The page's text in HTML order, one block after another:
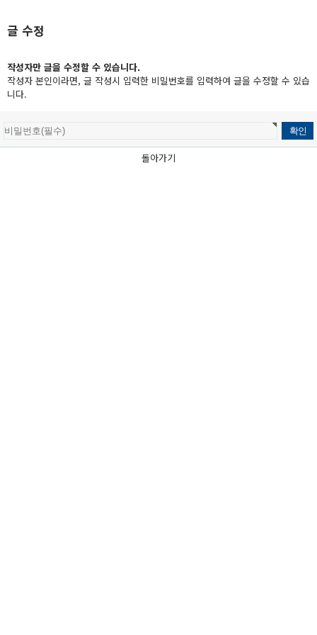
글 수정
작성자만 글을 수정할 수 있습니다.
작성자 본인이라면, 글 작성시 입력한 비밀번호를 입력하여 글을 수정할 수 있습
니다.
돌아가기